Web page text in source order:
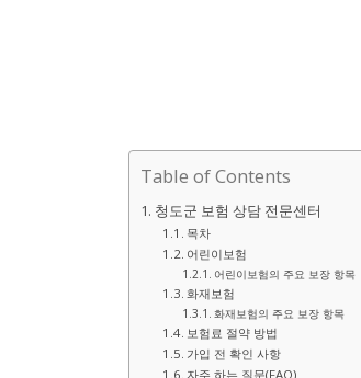
Table of Contents
청도군 보험 상담 전문센터
목차
어린이보험
어린이보험의 주요 보장 항목
화재보험
화재보험의 주요 보장 항목
보험료 절약 방법
가입 전 확인 사항
자주 하는 질문(FAQ)